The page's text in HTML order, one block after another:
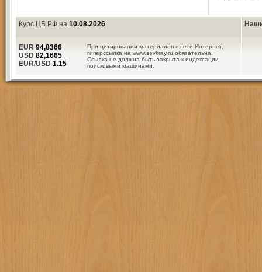
Курс ЦБ РФ на 10.08.2026
При цитировании материалов в сети Интернет,
гиперссылка на www.sevkray.ru обязательна.
Ссылка не должна быть закрыта к индексации
поисковыми машинами.
EUR 94,8366
USD 82,1665
EUR/USD 1.15